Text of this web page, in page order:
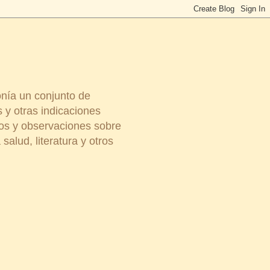
un conjunto de
y otras indicaciones
y observaciones sobre
literatura y otros